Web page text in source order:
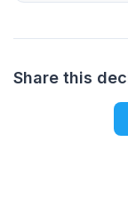
Share this